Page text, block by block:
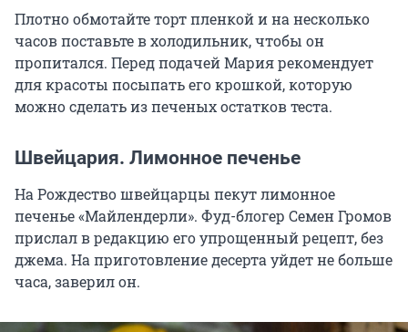
Плотно обмотайте торт пленкой и на несколько
часов поставьте в холодильник, чтобы он
пропитался. Перед подачей Мария рекомендует
для красоты посыпать его крошкой, которую
можно сделать из печеных остатков теста.
Швейцария. Лимонное печенье
На Рождество швейцарцы пекут лимонное
печенье «Майлендерли». Фуд-блогер Семен Громов
прислал в редакцию его упрощенный рецепт, без
джема. На приготовление десерта уйдет не больше
часа, заверил он.